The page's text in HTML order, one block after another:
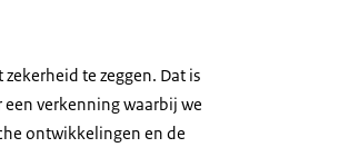
te zeggen. Dat is
een verkenning waarbij we
ontwikkelingen en de